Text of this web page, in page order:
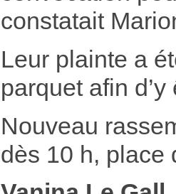
constatait
Leur plainte a
parquet afin
Nouveau
dès 10 h, place